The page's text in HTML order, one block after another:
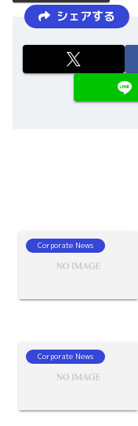
シェアする
Corporate News
Corporate News